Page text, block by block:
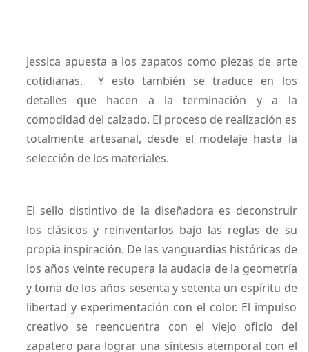
Jessica apuesta a los zapatos como piezas de arte
cotidianas. Y esto también se traduce en los
detalles que hacen a la terminación y a la
comodidad del calzado. El proceso de realización es
totalmente artesanal, desde el modelaje hasta la
selección de los materiales.
El sello distintivo de la diseñadora es deconstruir
los clásicos y reinventarlos bajo las reglas de su
propia inspiración. De las vanguardias históricas de
los años veinte recupera la audacia de la geometría
y toma de los años sesenta y setenta un espíritu de
libertad y experimentación con el color. El impulso
creativo se reencuentra con el viejo oficio del
zapatero para lograr una síntesis atemporal con el